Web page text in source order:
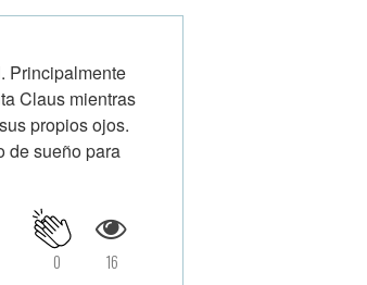
Principalmente
Claus mientras
propios ojos.
de sueño para
16
0